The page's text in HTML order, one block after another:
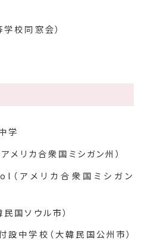
校同窓会）
学
リカ合衆国ミシガン州）
アメリカ合衆国ミシガン
国ソウル市）
中学校（大韓民国公州市）